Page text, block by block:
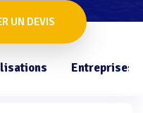
UN DEVIS
Entreprises